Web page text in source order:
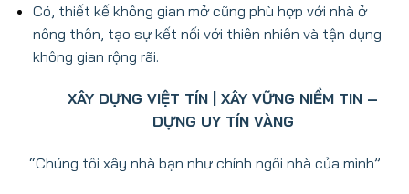
Có, thiết kế không gian mở cũng phù hợp với nhà ở
nông thôn, tạo sự kết nối với thiên nhiên và tận dụng
không gian rộng rãi.
XÂY DỰNG VIỆT TÍN | XÂY VỮNG NIỀM TIN –
DỰNG UY TÍN VÀNG
“Chúng tôi xây nhà bạn như chính ngôi nhà của mình”